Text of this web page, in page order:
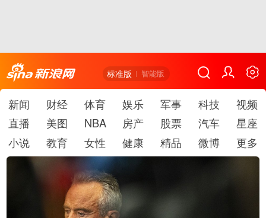
标准版 智能版
新闻 财经 体育 娱乐 军事 科技
视频
直播
美图 NBA 房产 股票 汽车
星座
小说
教育 女性 健康 精品 微博 更多